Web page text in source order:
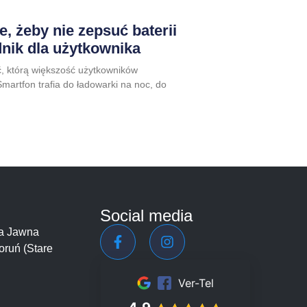
żeby nie zepsuć baterii
dla użytkownika
którą większość użytkowników
trafia do ładowarki na noc, do
Jawna
(Stare
Social media
Ver-Tel